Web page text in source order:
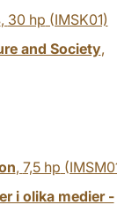
, 30 hp (IMSK01)
and Society,
, 7,5 hp
i olika medier -